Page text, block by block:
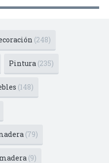
(248)
Pintura (235)
(148)
(79)
(9)